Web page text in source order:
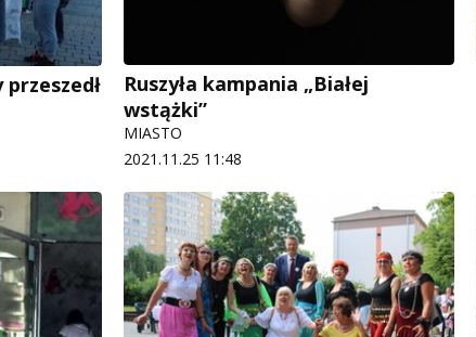
Ruszyła kampania „Białej
wstążki”
MIASTO
2021.11.25 11:48